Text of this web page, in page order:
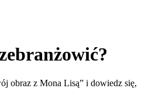
obraz z Mona Lisą” i dowiedz się,